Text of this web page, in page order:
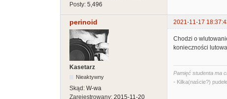
Posty: 5,496
perinoid 2021-11-17
Kasetarz
Nieaktywny
Skąd: W-wa
Zarejestrowany: 2015-11-20
Chodzi o
konieczności
Pamięć studenta ma
- Kilka(naście?)